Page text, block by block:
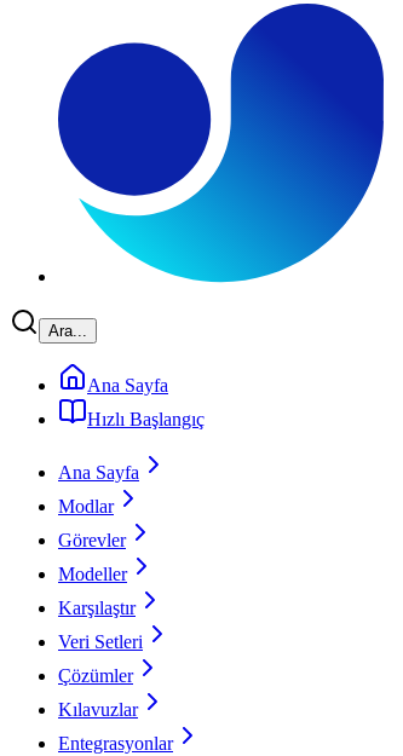
Ara...
Ana Sayfa
Hızlı Başlangıç
Ana Sayfa
Modlar
Görevler
Modeller
Karşılaştır
Veri Setleri
Çözümler
Kılavuzlar
Entegrasyonlar